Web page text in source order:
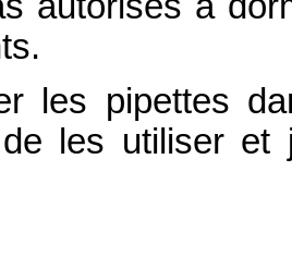
les pipettes
les utiliser et